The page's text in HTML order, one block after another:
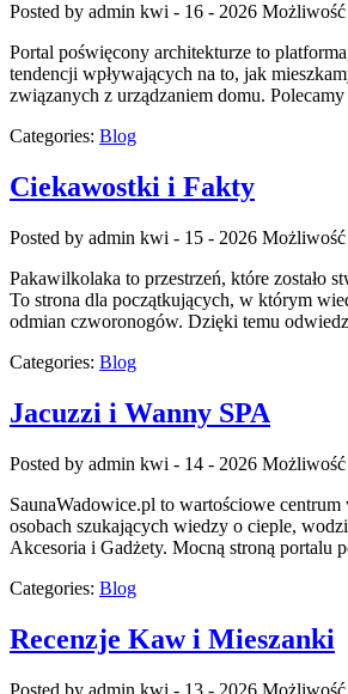
Posted by admin kwi - 16 - 2026 Możliwość
Portal poświęcony architekturze to
tendencji wpływających na to, jak
związanych z urządzaniem domu.
Categories: Blog
Ciekawostki i Fakty
Posted by admin kwi - 15 - 2026 Możliwość
Pakawilkolaka to przestrzeń, które zostało
To strona dla początkujących, w którym
odmian czworonogów. Dzięki temu
Categories: Blog
Jacuzzi i Wanny SPA
Posted by admin kwi - 14 - 2026 Możliwość
SaunaWadowice.pl to wartościowe
osobach szukających wiedzy o cieple,
Akcesoria i Gadżety. Mocną stroną portalu
Categories: Blog
Recenzje Kaw i Mieszanki
Posted by admin kwi - 13 - 2026 Możliwość